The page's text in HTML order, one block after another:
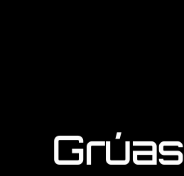
Grúas